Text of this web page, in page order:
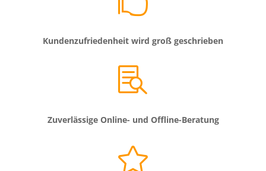
Kundenzufriedenheit wird groß geschrieben

Zuverlässige Online- und Offline-Beratung
